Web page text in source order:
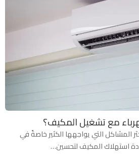
مع تشغيل المكيف؟
المشاكل التي يواجهها الكثير خاصةً في
استهلاك المكيف لتحسين…